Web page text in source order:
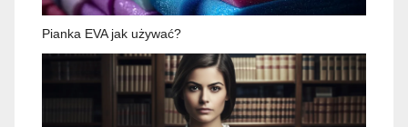
Pianka EVA jak używać?